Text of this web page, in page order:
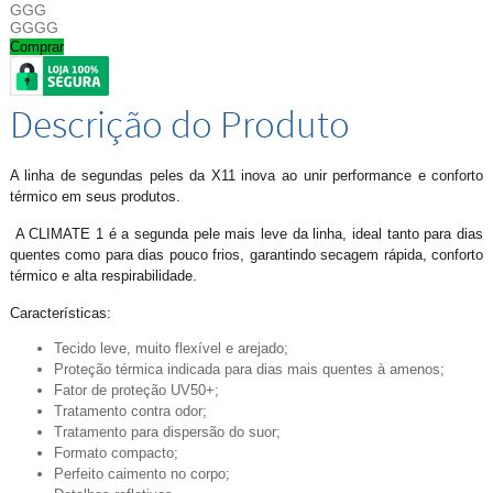
GGG
GGGG
Comprar
Descrição do Produto
A linha de segundas peles da X11 inova ao unir performance e conforto
térmico em seus produtos.
A CLIMATE 1 é a segunda pele mais leve da linha, ideal tanto para dias
quentes como para dias pouco frios, garantindo secagem rápida, conforto
térmico e alta respirabilidade.
Características:
Tecido leve, muito flexível e arejado;
Proteção térmica indicada para dias mais quentes à amenos;
Fator de proteção UV50+;
Tratamento contra odor;
Tratamento para dispersão do suor;
Formato compacto;
Perfeito caimento no corpo;